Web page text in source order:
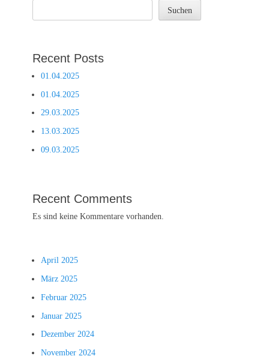
Suchen
Recent Posts
01.04.2025
01.04.2025
29.03.2025
13.03.2025
09.03.2025
Recent Comments
Es sind keine Kommentare vorhanden.
April 2025
März 2025
Februar 2025
Januar 2025
Dezember 2024
November 2024